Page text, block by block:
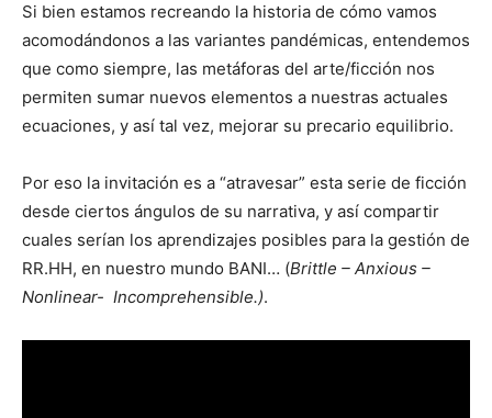
Si bien estamos recreando la historia de cómo vamos
acomodándonos a las variantes pandémicas, entendemos
que como siempre, las metáforas del arte/ficción nos
permiten sumar nuevos elementos a nuestras actuales
ecuaciones, y así tal vez, mejorar su precario equilibrio.
Por eso la invitación es a “atravesar” esta serie de ficción
desde ciertos ángulos de su narrativa, y así compartir
cuales serían los aprendizajes posibles para la gestión de
RR.HH, en nuestro mundo BANI… (Brittle – Anxious –
Nonlinear- Incomprehensible.).